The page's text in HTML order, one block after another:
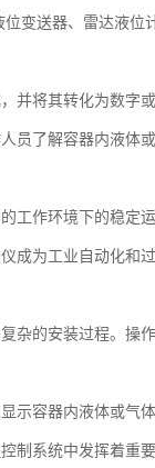
变送器、雷达液位
并将其转化为数字
员了解容器内液体或
工作环境下的稳定
成为工业自动化和
杂的安装过程。操
示容器内液体或气
制系统中发挥着重